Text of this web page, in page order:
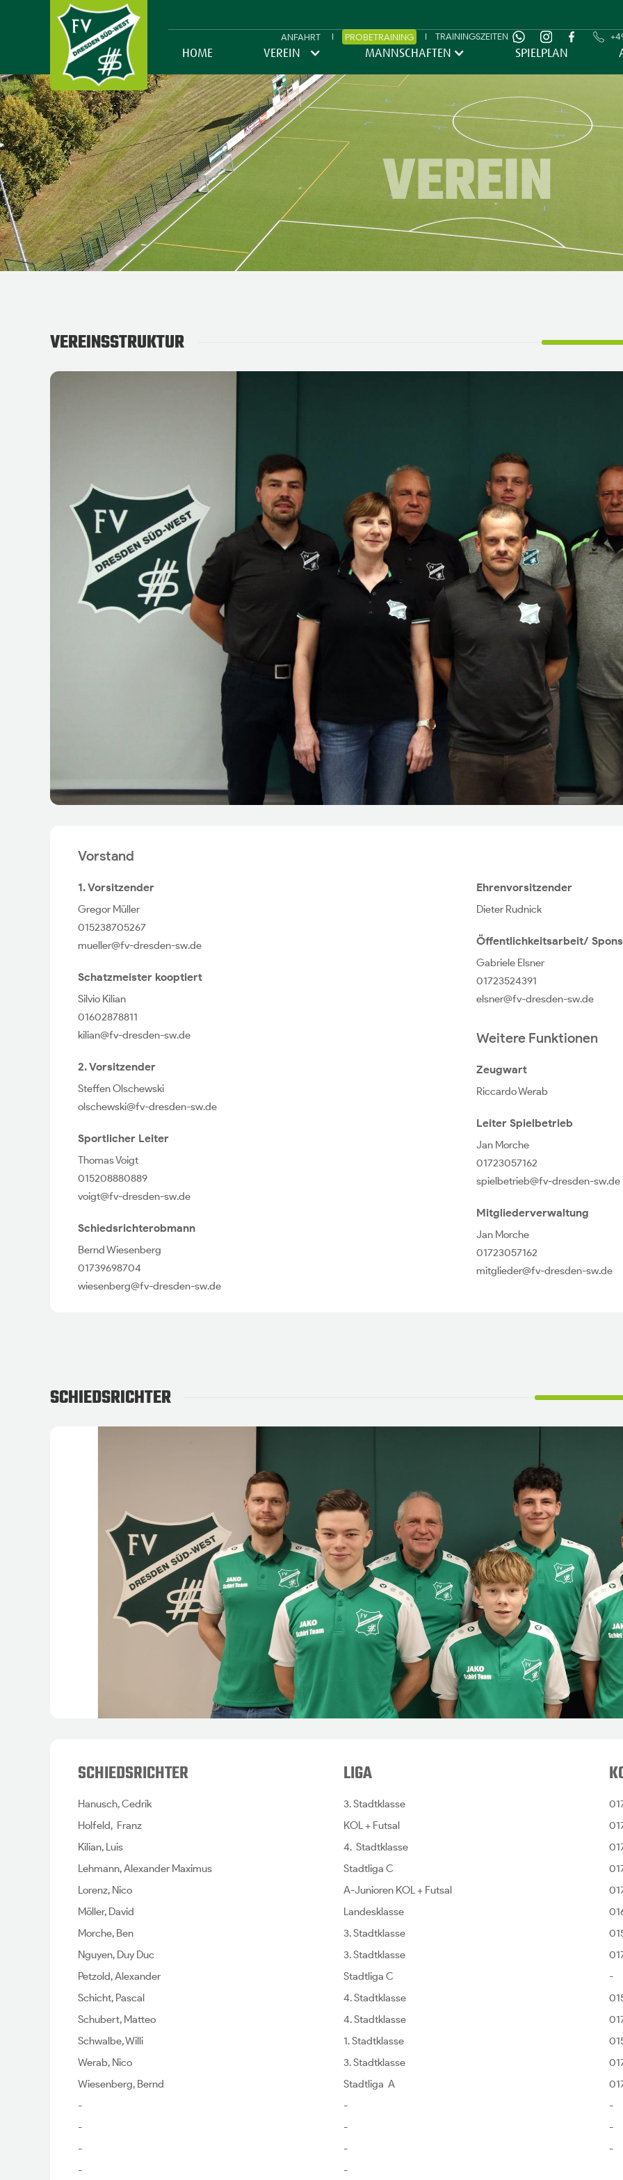
ANFAHRT I PROBETRAINING I TRAININGSZEITEN
HOME VEREIN MANNSCHAFTEN SPIELPLAN
VEREIN
VEREINSSTRUKTUR
Vorstand
1. Vorsitzender
Gregor Müller
015238705267
mueller@fv-dresden-sw.de
Schatzmeister kooptiert
Silvio Kilian
01602878811
kilian@fv-dresden-sw.de
2. Vorsitzender
Steffen Olschewski
olschewski@fv-dresden-sw.de
Sportlicher Leiter
Thomas Voigt
015208880889
voigt@fv-dresden-sw.de
Schiedsrichterobmann
Bernd Wiesenberg
01739698704
wiesenberg@fv-dresden-sw.de
Ehrenvorsitzender
Dieter Rudnick
Öffentlichkeitsarbeit/
Gabriele Elsner
01723524391
elsner@fv-dresden-sw.de
Weitere Funktionen
Zeugwart
Riccardo Werab
Leiter Spielbetrieb
Jan Morche
01723057162
spielbetrieb@fv-dresden-sw.de
Mitgliederverwaltung
Jan Morche
01723057162
mitglieder@fv-dresden-sw.de
SCHIEDSRICHTER
SCHIEDSRICHTER
Hanusch, Cedrik
Holfeld, Franz
Kilian, Luis
Lehmann, Alexander Maximus
Lorenz, Nico
Möller, David
Morche, Ben
Nguyen, Duy Duc
Petzold, Alexander
Schicht, Pascal
Schubert, Matteo
Schwalbe, Willi
Werab, Nico
Wiesenberg, Bernd
-
-
-
-
LIGA
3. Stadtklasse
KOL + Futsal
4. Stadtklasse
Stadtliga C
A-Junioren KOL + Futsal
Landesklasse
3. Stadtklasse
3. Stadtklasse
Stadtliga C
4. Stadtklasse
4. Stadtklasse
1. Stadtklasse
3. Stadtklasse
Stadtliga A
-
-
-
-
-
-
-
-